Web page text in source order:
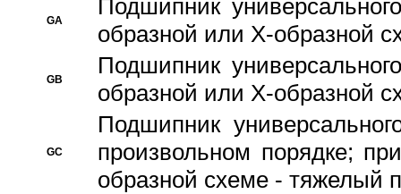
GA
Подшипник
образной или Х-образной
GB
Подшипник
образной или Х-образной
GC
Подшипник
произвольном порядке;
образной схеме - тяжелый